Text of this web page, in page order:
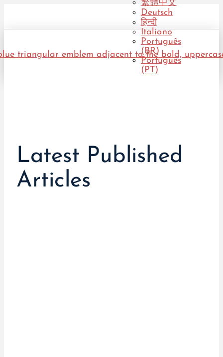
繁體中文
Deutsch
हिन्दी
Italiano
Português
(BR)
Português
(PT)
Latest Published
Articles